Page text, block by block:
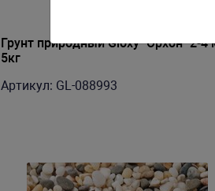
Грунт природный Gloxy "Орхон" 2-4
5кг
Артикул: GL-088993